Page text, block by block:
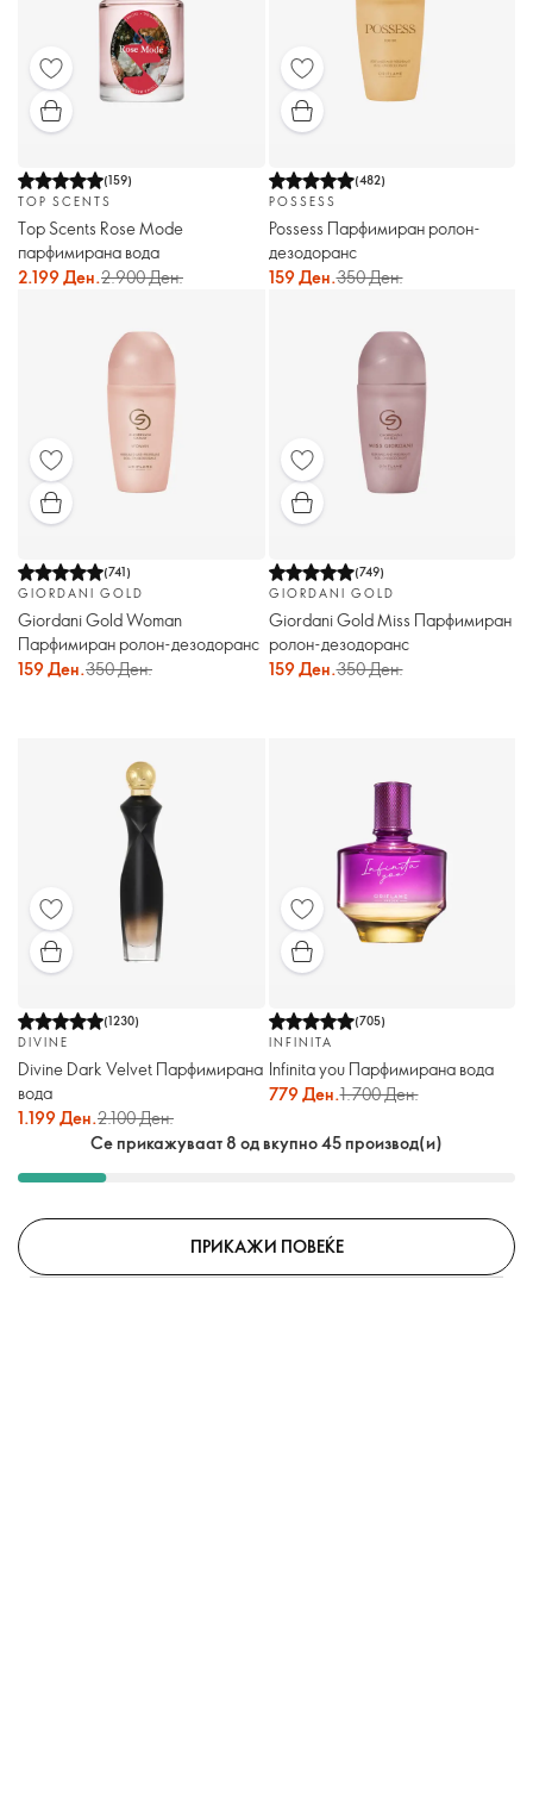
(159)
TOP SCENTS
Top Scents Rose Mode
парфимирана вода
2.199 Ден.2.900 Ден.
(482)
POSSESS
Possess Парфимиран ролон-
дезодоранс
159 Ден.350 Ден.
(741)
GIORDANI GOLD
Giordani Gold Woman
Парфимиран ролон-дезодоранс
159 Ден.350 Ден.
(749)
GIORDANI GOLD
Giordani Gold Miss Парфимиран
ролон-дезодоранс
159 Ден.350 Ден.
(1230)
DIVINE
Divine Dark Velvet Парфимирана
вода
1.199 Ден.2.100 Ден.
(705)
INFINITA
Infinita you Парфимирана вода
779 Ден.1.700 Ден.
Се прикажуваат 8 од вкупно 45 производ(и)
ПРИКАЖИ ПОВЕЌЕ